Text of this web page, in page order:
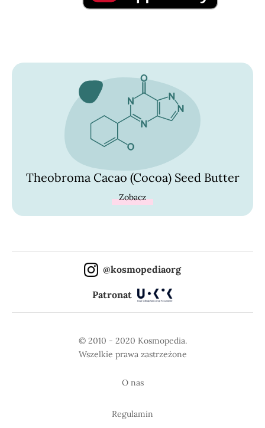
Theobroma Cacao (Cocoa) Seed Butter
Zobacz
@kosmopediaorg
Patronat
© 2010 - 2020 Kosmopedia.
Wszelkie prawa zastrzeżone
O nas
Regulamin